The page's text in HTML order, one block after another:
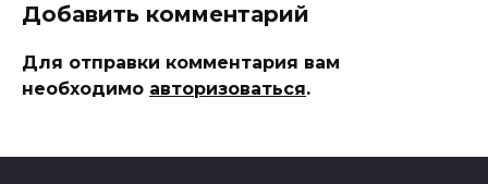
Добавить комментарий
Для отправки комментария вам
необходимо авторизоваться.